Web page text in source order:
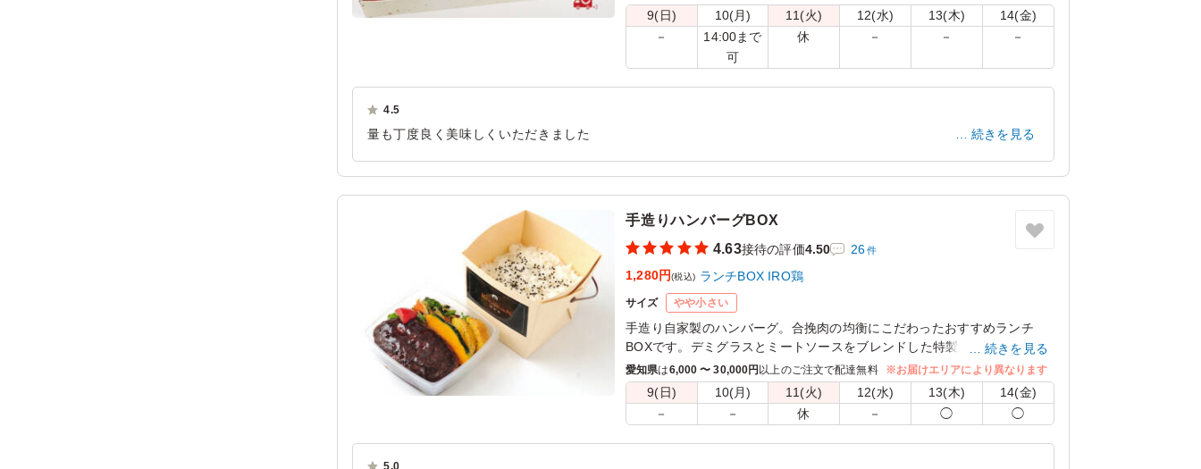
9(日) 10(月) 11(火) 12(水) 13(木) 14(金)
－
14:00まで
可
休 － － －
4.5
量も丁度良く美味しくいただきました
ご利用シーン：会食・接待›接待 愛知県岡崎市藤川荒古2025/11/30
続きを見る
手造りハンバーグBOX
4.63接待の評価4.50 26件
1,280円(税込) ランチBOX IRO鶏
サイズ やや小さい
手造り自家製のハンバーグ。合挽肉の均衡にこだわったおすすめランチ
BOXです。デミグラスとミートソースをブレンドした特製ソースが癖にな
る味です。リピート率ナンバー1。コンパクトサイズのランチBOXです！
続きを見る
愛知県は6,000 〜 30,000円 以上のご注文で配達無料 ※お届けエリアにより異なります
9(日) 10(月) 11(火) 12(水) 13(木) 14(金)
－ － 休 － ◯ ◯
5.0